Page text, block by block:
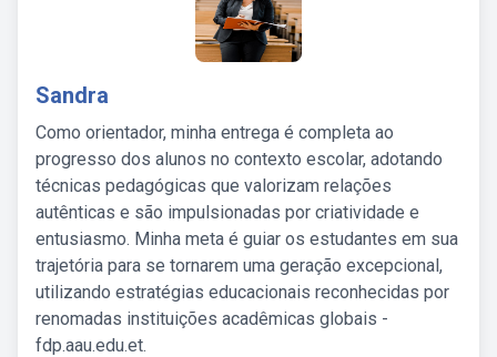
Sandra
Como orientador, minha entrega é completa ao
progresso dos alunos no contexto escolar, adotando
técnicas pedagógicas que valorizam relações
autênticas e são impulsionadas por criatividade e
entusiasmo. Minha meta é guiar os estudantes em sua
trajetória para se tornarem uma geração excepcional,
utilizando estratégias educacionais reconhecidas por
renomadas instituições acadêmicas globais -
fdp.aau.edu.et.